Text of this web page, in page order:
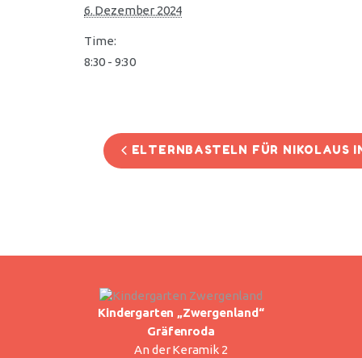
6. Dezember 2024
Time:
8:30 - 9:30
ELTERNBASTELN FÜR NIKOLAUS
Kindergarten „Zwergenland“
Gräfenroda
An der Keramik 2